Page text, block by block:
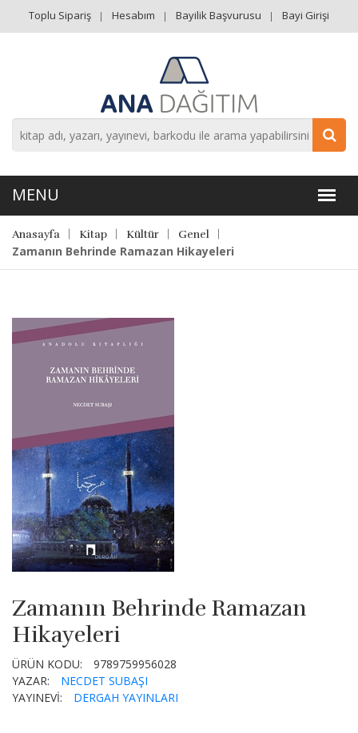
Toplu Sipariş Hesabım Bayilik Başvurusu Bayi Girişi
Anasayfa Kitap Kültür Genel
Zamanın Behrinde Ramazan Hikayeleri
Zamanın Behrinde Ramazan
Hikayeleri
ÜRÜN KODU:
9789759956028
YAZAR:
NECDET SUBAŞI
YAYINEVİ:
DERGAH YAYINLARI